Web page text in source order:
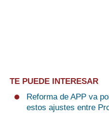
TE PUEDE INTERESAR
Reforma de APP va
estos ajustes entre